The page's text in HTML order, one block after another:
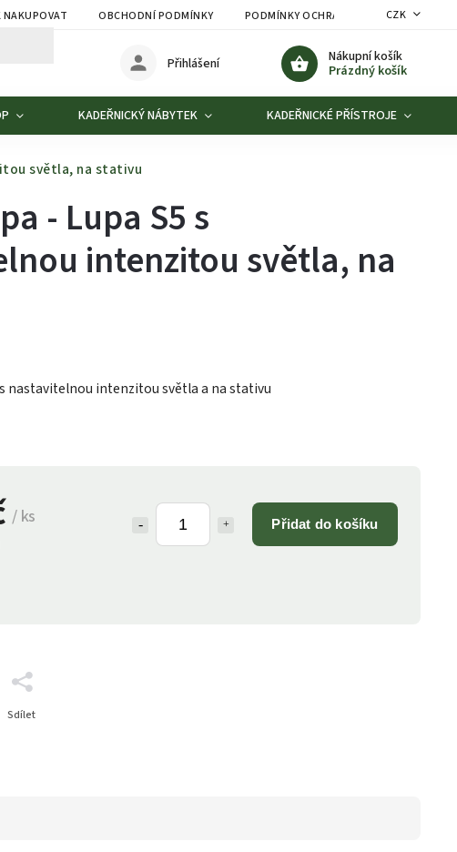
NAKUPOVAT OBCHODNÍ PODMÍNKY PODMÍNKY OCHRANY OSOBNÍCH ÚDAJŮ
CZK
Nákupní košík
Prázdný košík
Přihlášení
KADEŘNICKÝ NÁBYTEK KADEŘNICKÉ PŘÍSTROJE
světla, na stativu
/ ks Přidat do košíku
- Lupa S5 s
intenzitou světla, na
nastavitelnou intenzitou světla a na stativu
Sdílet